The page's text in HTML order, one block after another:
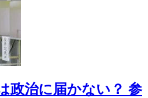
政治に届かない？ 参